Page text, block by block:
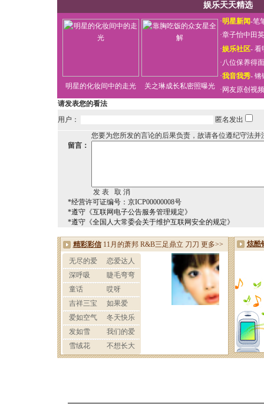
娱乐天天精选
明星的化妆间中的走光 关之琳成长私密照曝光
·明星新闻-笔
·章子怡中田
·娱乐社区- 看
·八位保养得
·我音我秀- 锵
· 网友原创视
请发表您的看法
用户：
匿名发出
您要为您所发的言论的后果负责，故请各位遵纪守法并
留言：
*经营许可证编号：京ICP00000008号
*遵守《互联网电子公告服务管理规定》
*遵守《全国人大常委会关于维护互联网安全的规定》